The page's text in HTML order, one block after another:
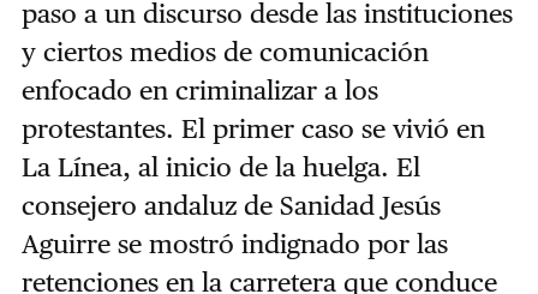
paso a un discurso desde las instituciones
y ciertos medios de comunicación
enfocado en criminalizar a los
protestantes. El primer caso se vivió en
La Línea, al inicio de la huelga. El
consejero andaluz de Sanidad Jesús
Aguirre se mostró indignado por las
retenciones en la carretera que conduce